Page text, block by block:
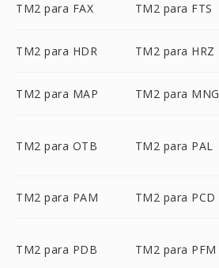
TM2 para FAX TM2 para FTS
TM2 para HDR TM2 para HRZ
TM2 para MAP TM2 para MNG
TM2 para OTB TM2 para PAL
TM2 para PAM TM2 para PCD
TM2 para PDB TM2 para PFM